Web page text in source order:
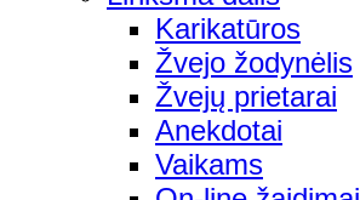
Karikatūros
Žvejo žodynėlis
Žvejų prietarai
Anekdotai
Vaikams